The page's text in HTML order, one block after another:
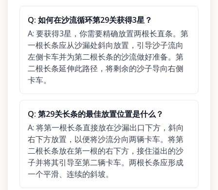
Q: 如何在沙流循环第29关获得3星？
A: 要获得3星，你需要精确放置两根长直条。第
一根长条应从沙漏处斜向放置，引导沙子流向
左侧卡车并为第二根长条的沙流做好准备。第
二根长条延伸此路径，将剩余的沙子导向右侧
卡车。
Q: 第29关长条的最佳放置位置是什么？
A: 将第一根长条直接放在沙漏出口下方，斜向
右下方放置，以便将沙流分向两辆卡车。将第
二根长条放在第一根的右下方，接住溢出的沙
子并将其引导至第二辆卡车。两根长条应形成
一个平滑、连续的斜坡。